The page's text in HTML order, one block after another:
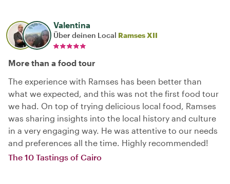
Valentina
Über deinen Local Ramses XII
More than a food tour
The experience with Ramses has been better than
what we expected, and this was not the first food tour
we had. On top of trying delicious local food, Ramses
was sharing insights into the local history and culture
in a very engaging way. He was attentive to our needs
and preferences all the time. Highly recommended!
The 10 Tastings of Cairo